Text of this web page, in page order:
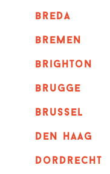
breda
bremen
brighton
brugge
Brussel
Den haag
dordrecht